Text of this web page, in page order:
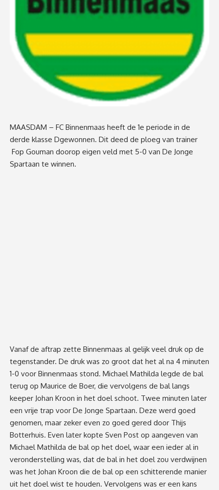
MAASDAM – FC Binnenmaas heeft de 1e periode in de
derde klasse Dgewonnen. Dit deed de ploeg van trainer
Fop Gouman doorop eigen veld met 5-0 van De Jonge
Spartaan te winnen.
Vanaf de aftrap zette Binnenmaas al gelijk veel druk op de
tegenstander. De druk was zo groot dat het al na 4 minuten
1-0 voor Binnenmaas stond. Michael Mathilda legde de bal
terug op Maurice de Boer, die vervolgens de bal langs
keeper Johan Kroon in het doel schoot. Twee minuten later
een vrije trap voor De Jonge Spartaan. Deze werd goed
genomen, maar zeker even zo goed gered door Thijs
Botterhuis. Even later kopte Sven Post op aangeven van
Michael Mathilda de bal op het doel, waar een ieder al in
veronderstelling was, dat de bal in het doel zou verdwijnen
was het Johan Kroon die de bal op een schitterende manier
uit het doel wist te houden. Vervolgens was er een kans